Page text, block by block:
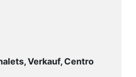
Verkauf, Centro